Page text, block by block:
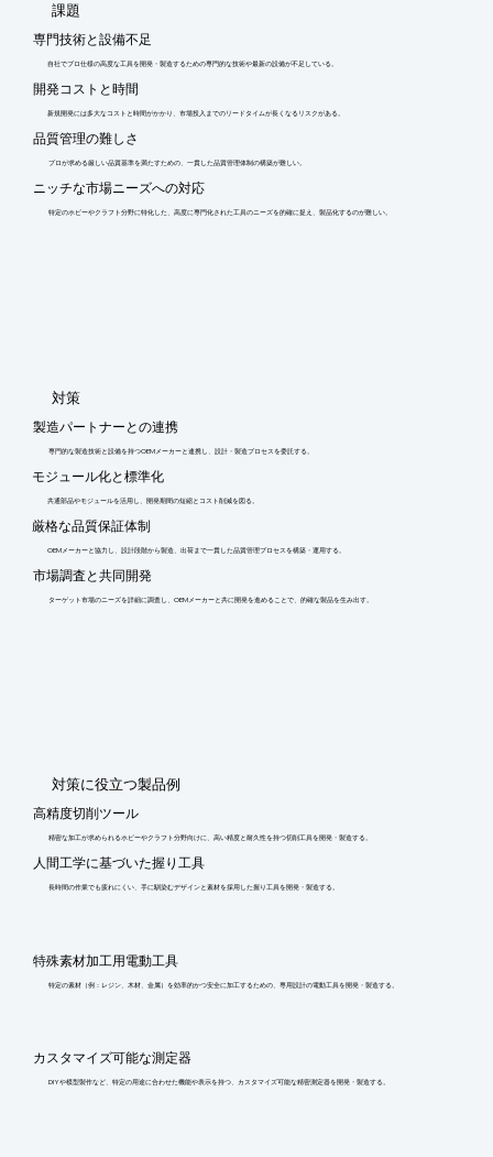
​課題
専門技術と設備不足
自社でプロ仕様の高度な工具を開発・製造するための専門的な技術や最新の設備が不足している。
開発コストと時間
新規開発には多大なコストと時間がかかり、市場投入までのリードタイムが長くなるリスクがある。
品質管理の難しさ
プロが求める厳しい品質基準を満たすための、一貫した品質管理体制の構築が難しい。
ニッチな市場ニーズへの対応
特定のホビーやクラフト分野に特化した、高度に専門化された工具のニーズを的確に捉え、製品化するのが難しい。
​対策
製造パートナーとの連携
専門的な製造技術と設備を持つOEMメーカーと連携し、設計・製造プロセスを委託する。
モジュール化と標準化
共通部品やモジュールを活用し、開発期間の短縮とコスト削減を図る。
厳格な品質保証体制
OEMメーカーと協力し、設計段階から製造、出荷まで一貫した品質管理プロセスを構築・運用する。
市場調査と共同開発
ターゲット市場のニーズを詳細に調査し、OEMメーカーと共に開発を進めることで、的確な製品を生み出す。
​対策に役立つ製品例
高精度切削ツール
精密な加工が求められるホビーやクラフト分野向けに、高い精度と耐久性を持つ切削工具を開発・製造する。
人間工学に基づいた握り工具
長時間の作業でも疲れにくい、手に馴染むデザインと素材を採用した握り工具を開発・製造する。
特殊素材加工用電動工具
特定の素材（例：レジン、木材、金属）を効率的かつ安全に加工するための、専用設計の電動工具を開発・製造する。
カスタマイズ可能な測定器
DIYや模型製作など、特定の用途に合わせた機能や表示を持つ、カスタマイズ可能な精密測定器を開発・製造する。